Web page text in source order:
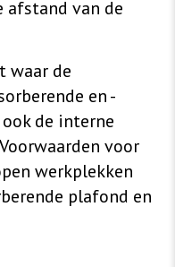
afstand van de
waar de
en -
de interne
voor
werkplekken
plafond en